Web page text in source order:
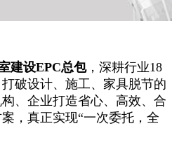
设EPC总包，深耕行业18
破设计、施工、家具脱节的
、企业打造省心、高效、合
，真正实现“一次委托，全